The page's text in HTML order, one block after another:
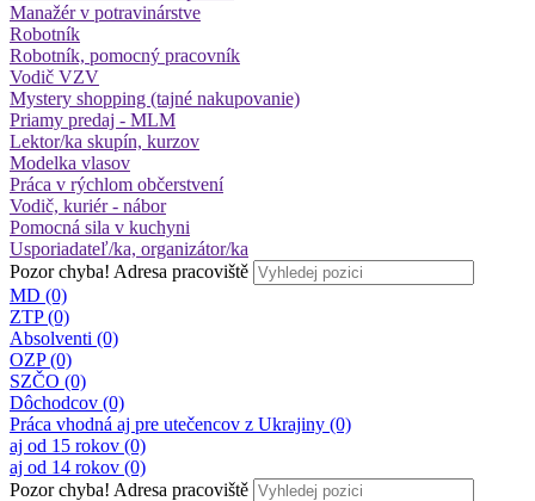
Manažér v potravinárstve
Robotník
Robotník, pomocný pracovník
Vodič VZV
Mystery shopping (tajné nakupovanie)
Priamy predaj - MLM
Lektor/ka skupín, kurzov
Modelka vlasov
Práca v rýchlom občerstvení
Vodič, kuriér - nábor
Pomocná sila v kuchyni
Usporiadateľ/ka, organizátor/ka
Pozor chyba! Adresa pracoviště
MD (0)
ZTP (0)
Absolventi (0)
OZP (0)
SZČO (0)
Dôchodcov (0)
Práca vhodná aj pre utečencov z Ukrajiny (0)
aj od 15 rokov (0)
aj od 14 rokov (0)
Pozor chyba! Adresa pracoviště